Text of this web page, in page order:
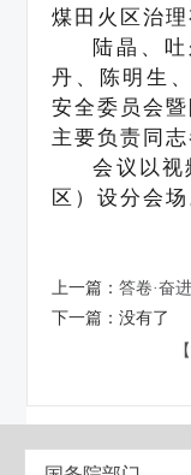
煤田火区治理
陆晶、
丹、陈明生
安全委员会
主要负责同志
会议以视
区）设分会场
上一篇：答卷·奋
下一篇：没有了